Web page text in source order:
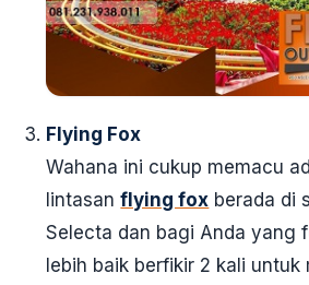
Flying Fox
Wahana ini cukup memacu
lintasanflying fox berada di
Selecta dan bagi Anda yang
lebih baik berfikir 2 kali untuk